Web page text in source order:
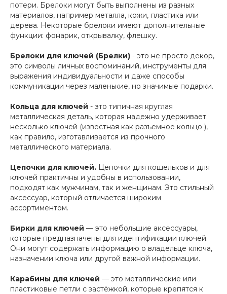
потери. Брелоки могут быть выполнены из разных
материалов, например металла, кожи, пластика или
дерева. Некоторые брелоки имеют дополнительные
функции: фонарик, открывалку, флешку.
Брелоки для ключей (Брелки) - это не просто декор,
это символы личных воспоминаний, инструменты для
выражения индивидуальности и даже способы
коммуникации через маленькие, но значимые подарки.
Кольца для ключей - это типичная круглая
металлическая деталь, которая надежно удерживает
несколько ключей (известная как разъемное кольцо ),
как правило, изготавливается из прочного
металлического материала.
Цепочки для ключей. Цепочки для кошельков и для
ключей практичны и удобны в использовании,
подходят как мужчинам, так и женщинам. Это стильный
аксессуар, который отличается широким
ассортиментом.
Бирки для ключей — это небольшие аксессуары,
которые предназначены для идентификации ключей.
Они могут содержать информацию о владельце ключа,
назначении ключа или другой важной информации.
Карабины для ключей — это металлические или
пластиковые петли с застёжкой, которые крепятся к